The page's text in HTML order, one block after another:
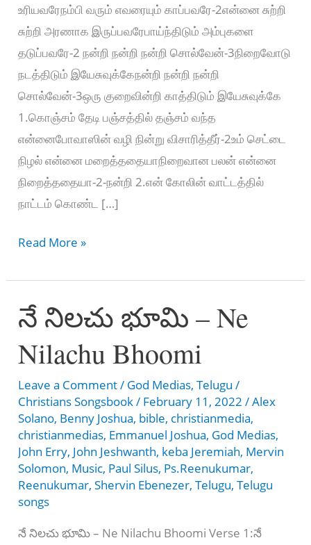
உரியவரேநம்பி வரும் எவரையும் காப்பவரே-2என்னை சுற்றி
சுற்றி அரணாக இருப்பவரேபாய்ந்திடும் அம்புகளை
தடுப்பவரே-2 நன்றி நன்றி நன்றி சொல்வேன்-3நிறைவோடு
நடத்திடும் இயேசுவுக்கேநன்றி நன்றி நன்றி
சொல்வேன்-3ஒரு குறைவின்றி காத்திடும் இயேசுவுக்கே
1.கொஞ்சம் தேடி பஞ்சத்தில் தஞ்சம் வந்த
என்னைபோவாஸின் வழி நின்று விசாரித்தீர்-2உம் செட்டை
நிழல் என்னை மறைத்ததையாநிறைவான பலன் என்னை
நிறைத்ததையா-2-நன்றி 2.என் கோலின் வாட்டத்தில்
நாட்டம் கொண்ட […]
நன்றி
வார்த்தைக்கு
–
Nandri
Endra
2022
songs
Read More »
నే నిలచు భూమి – Ne
Nilachu Bhoomi
Leave a Comment/ God Medias,Telugu /
Christians Songsbook/ February 11, 2022/Alex
Solano, Benny Joshua, bible, christianmedia,
christianmedias, Emmanuel Joshua, God Medias,
John Erry, John Jeshwanth, keba Jeremiah, Mervin
Solomon, Music, Paul Silus, Ps.Reenukumar,
Reenukumar,Shervin Ebenezer,Telugu,Telugu
songs
నే నిలచు భూమి – Ne Nilachu Bhoomi Verse 1:నే